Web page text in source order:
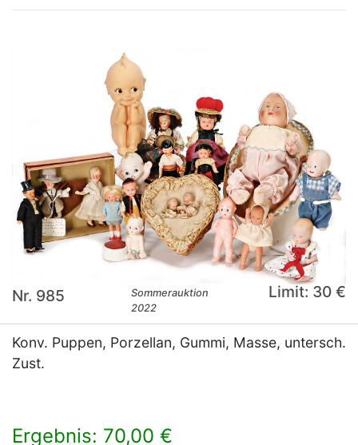
Nr. 985
Sommerauktion
2022
Limit: 30 €
Konv. Puppen, Porzellan, Gummi, Masse, untersch.
Zust.
Ergebnis: 70,00 €